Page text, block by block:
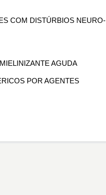
COM DISTÚRBIOS NEURO-
AGUDA
POR AGENTES